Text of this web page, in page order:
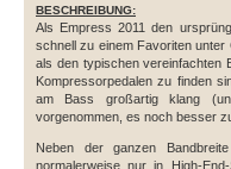
BESCHREIBUNG:
Als Empress 2011 den
schnell zu einem Favoriten
als den typischen vereinfachten
Kompressorpedalen zu finden
am Bass großartig klang
vorgenommen, es noch besser
Neben der ganzen
normalerweise nur in High-